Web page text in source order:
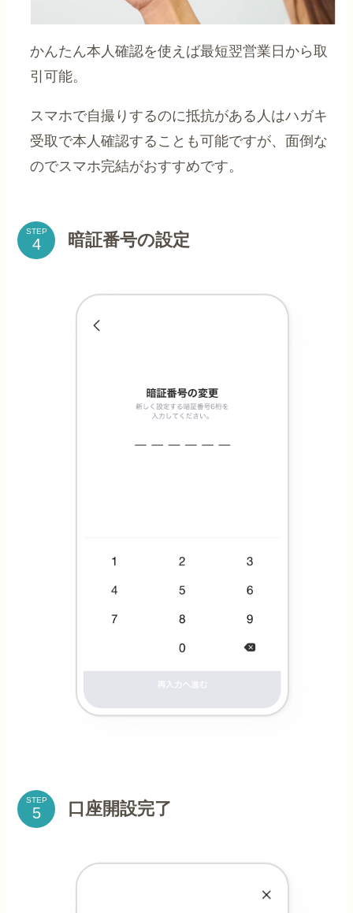
かんたん本人確認を使えば最短翌営業日から取
引可能。
スマホで自撮りするのに抵抗がある人はハガキ
受取で本人確認することも可能ですが、面倒な
のでスマホ完結がおすすめです。
STEP 暗証番号の設定
STEP 口座開設完了